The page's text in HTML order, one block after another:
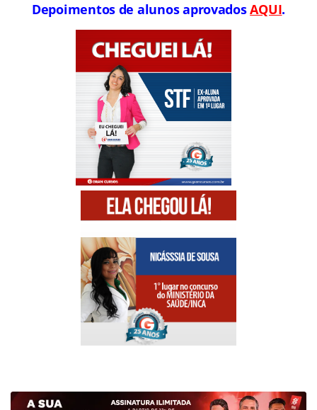
Depoimentos de alunos aprovadosAQUI.